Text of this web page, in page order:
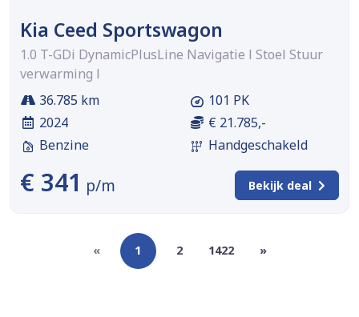
Kia Ceed Sportswagon
1.0 T-GDi DynamicPlusLine Navigatie l Stoel Stuur
verwarming l
36.785 km
2024
Benzine
101 PK
€ 21.785,-
Handgeschakeld
€ 341 p/m Bekijk deal
« 1 2 1422 »